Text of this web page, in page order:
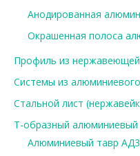
Анодированная
Окрашенная полоса
Профиль из нержавеющей
Системы из
Стальной лист
Т-образный
Алюминиевый тавр